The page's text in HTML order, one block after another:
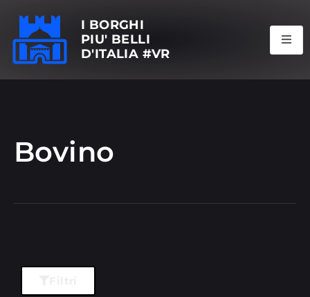
I BORGHI
PIU' BELLI
D'ITALIA #VR
Bovino